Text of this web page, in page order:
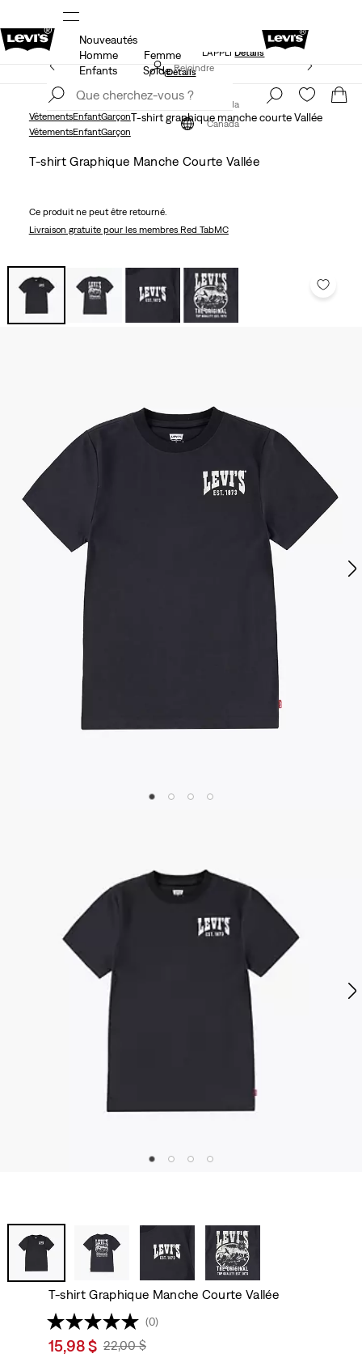
LE MEILLEUR DE LEVI'SMD – MAINTENANT DANS
L’APPLIDétails
Rejoindre
Canada
Nouveautés
Homme
Femme
Enfants
Solde
15 % DE RABAIS SUR VOTRE PREMIÈRE COMMANDE
Détails
maintenant
Canada
VêtementsEnfantGarçonT-shirt graphique manche courte Vallée
VêtementsEnfantGarçon
T-shirt Graphique Manche Courte Vallée
Ce produit ne peut être retourné.
Livraison gratuitepour les membres Red TabMC
T-shirt Graphique Manche Courte Vallée
(0)
Sale
15,98 $ Original
22,00 $